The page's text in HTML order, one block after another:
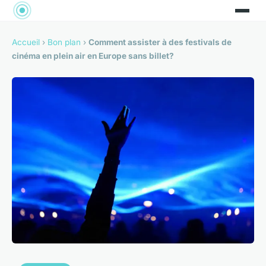
Accueil › Bon plan › Comment assister à des festivals de
cinéma en plein air en Europe sans billet?